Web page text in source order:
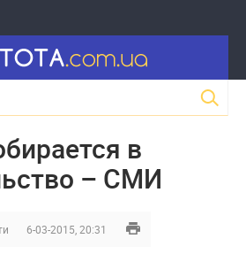
в
– СМИ
6-03-2015, 20:31